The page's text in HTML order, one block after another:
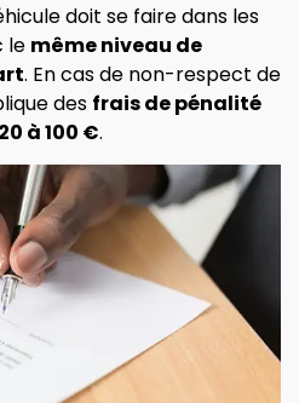
doit se faire dans les
le même niveau de
. En cas de non-respect de
des frais de pénalité
à 100 €.